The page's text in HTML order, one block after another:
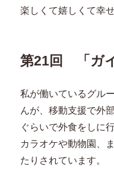
楽しくて嬉しくて幸せ
第21回 「ガ
私が働いているグル
んが、移動支援で外
ぐらいで外食をしに
カラオケや動物園、
たりされています。